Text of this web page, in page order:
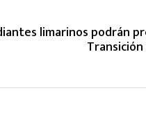
limarinos podrán